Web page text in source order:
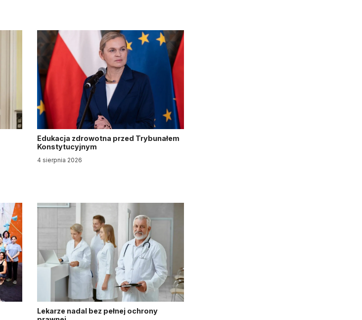
Edukacja zdrowotna przed Trybunałem
Konstytucyjnym
4 sierpnia 2026
Lekarze nadal bez pełnej ochrony